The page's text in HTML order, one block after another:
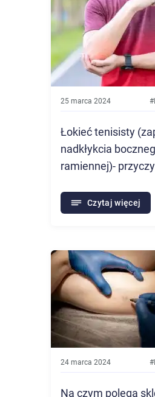
25 marca 2024 #
Łokieć tenisisty
nadkłykcia
ramiennej)-
Czytaj więcej
24 marca 2024 #
Na czym polega